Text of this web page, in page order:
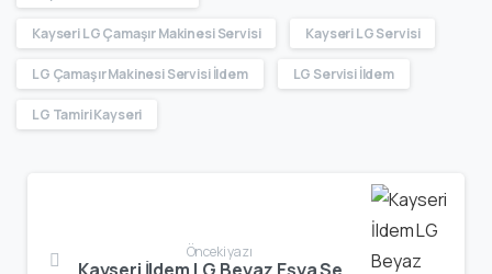
Kayseri LG Çamaşır Makinesi Servisi Kayseri LG Servisi
LG Çamaşır Makinesi Servisi İldem LG Servisi İldem
LG Tamiri Kayseri
Önceki yazı